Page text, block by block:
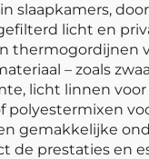
slaapkamers,
licht en
thermogordijnen
– zoals
licht linnen
polyestermixen
gemakkelijke
de prestaties en